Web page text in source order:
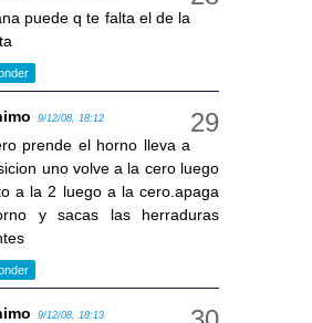
puede q te falta el de la
9/12/08, 18:12
prende el horno lleva a
uno volve a la cero luego
a la 2 luego a la cero.apaga
y sacas las herraduras
9/12/08, 18:13